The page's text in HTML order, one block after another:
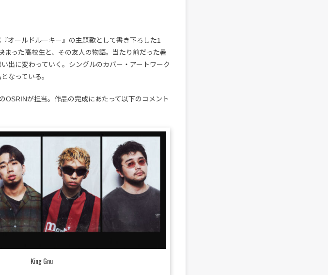
オールドルーキー』の主題歌として書き下ろした1
まった高校生と、その友人の物語。当たり前だった暑
出に変わっていく。シングルのカバー・アートワーク
なっている。
OSRINが担当。作品の完成にあたって以下のコメント
King Gnu